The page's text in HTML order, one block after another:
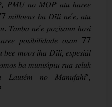
𝑃𝑀𝑈 𝑛𝑜 𝑀𝑂𝑃 𝑎𝑡𝑢 ℎ𝑎𝑟𝑒𝑒
𝑚𝑖𝑙𝑙𝑜𝑒𝑛𝑠 𝑏𝑎 𝐷𝑖́𝑙𝑖 𝑛𝑒’𝑒, 𝑎𝑡𝑢
𝑇𝑎𝑛𝑏𝑎 𝑛𝑒’𝑒 𝑝𝑜𝑧𝑖𝑠𝑎𝑢𝑛 ℎ𝑜𝑠𝑖
𝑝𝑜𝑠𝑖𝑏𝑖𝑙𝑖𝑑𝑎𝑑𝑒 𝑜𝑠𝑎𝑛 77
𝑏𝑒𝑒 𝑚𝑜𝑜𝑠 𝑖ℎ𝑎 𝐷𝑖́𝑙𝑖, 𝑒𝑠𝑝𝑒𝑠𝑖𝑎́𝑙
𝑏𝑎 𝑚𝑢𝑛𝑖𝑠𝑖́𝑝𝑖𝑢 𝑟𝑢𝑎 𝑠𝑒𝑙𝑢𝑘
𝐿𝑎𝑢𝑡𝑒́𝑚 𝑛𝑜 𝑀𝑎𝑛𝑢𝑓𝑎ℎ𝑖”,